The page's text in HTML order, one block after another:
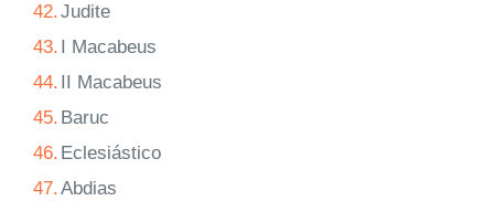
42.Judite
43. I Macabeus
44. II Macabeus
45. Baruc
46. Eclesiástico
47.Abdias